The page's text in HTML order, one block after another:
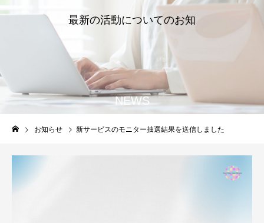
NEWS
新の活動についてのお知ら
お知らせ 新サービスのモニター抽選結果を送信しました